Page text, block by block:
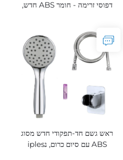
דפוסי זרימה - חומר ABS חדש,
ידני או מקשה קבועה
ראש גשם חד-תפקודי חדש מסוג
ABS עם סיום כרום, נiples